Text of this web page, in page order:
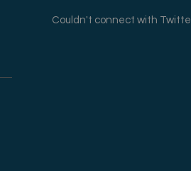
Couldn't connect with